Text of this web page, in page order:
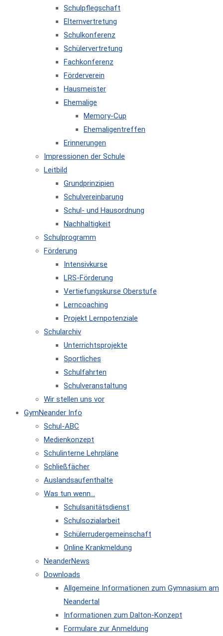
Schulpflegschaft
Elternvertretung
Schulkonferenz
Schülervertretung
Fachkonferenz
Förderverein
Hausmeister
Ehemalige
Memory-Cup
Ehemaligentreffen
Erinnerungen
Impressionen der Schule
Leitbild
Grundprinzipien
Schulvereinbarung
Schul- und Hausordnung
Nachhaltigkeit
Schulprogramm
Förderung
Intensivkurse
LRS-Förderung
Vertiefungskurse Oberstufe
Lerncoaching
Projekt Lernpotenziale
Schularchiv
Unterrichtsprojekte
Sportliches
Schulfahrten
Schulveranstaltung
Wir stellen uns vor
GymNeander Info
Schul-ABC
Medienkonzept
Schulinterne Lehrpläne
Schließfächer
Auslandsaufenthalte
Was tun wenn…
Schulsanitätsdienst
Schulsozialarbeit
Schülerrudergemeinschaft
Online Krankmeldung
NeanderNews
Downloads
Allgemeine Informationen zum Gymnasium am
Neandertal
Informationen zum Dalton-Konzept
Formulare zur Anmeldung